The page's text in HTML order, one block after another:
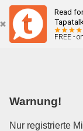
Read
FREE -
Warnung!
Nur registrierte